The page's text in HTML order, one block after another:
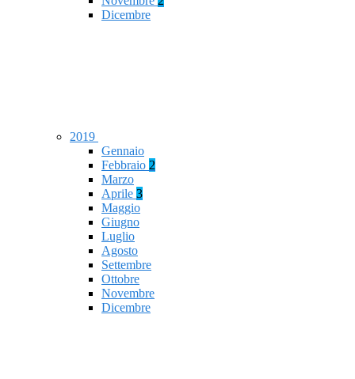
Dicembre
2019
Gennaio
Febbraio 2
Marzo
Aprile 3
Maggio
Giugno
Luglio
Agosto
Settembre
Ottobre
Novembre
Dicembre